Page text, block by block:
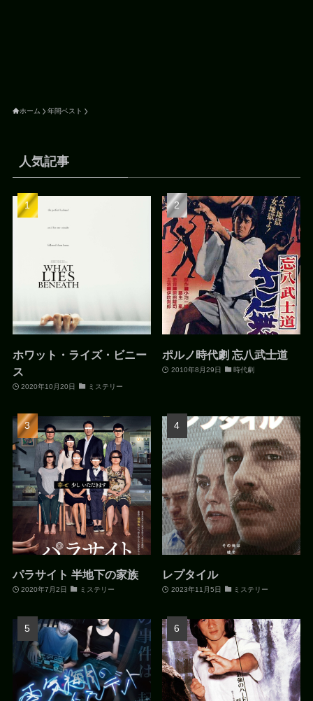
ホーム 年間ベスト
人気記事
ホワット・ライズ・ビニー
ス
2020年10月20日 ミステリー
ポルノ時代劇 忘八武士道
2010年8月29日 時代劇
パラサイト 半地下の家族
2020年7月2日 ミステリー
レプタイル
2023年11月5日 ミステリー